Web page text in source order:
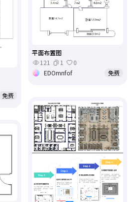
免费
平面布置图
121
1
0
EDOmnfof
免费